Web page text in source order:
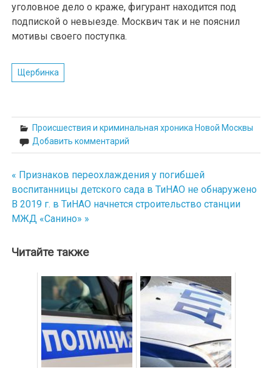
уголовное дело о краже, фигурант находится под
подпиской о невыезде. Москвич так и не пояснил
мотивы своего поступка.
Щербинка
Происшествия и криминальная хроника Новой Москвы
Добавить комментарий
Навигация
по
записям
« Признаков переохлаждения у погибшей
воспитанницы детского сада в ТиНАО не обнаружено
В 2019 г. в ТиНАО начнется строительство станции
МЖД «Санино» »
Читайте также